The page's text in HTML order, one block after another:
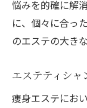
悩みを的確に解
に、個々に合っ
のエステの大き
エステティシャ
痩身エステにお